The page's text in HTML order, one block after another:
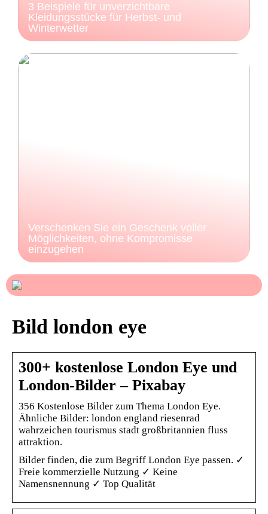
3 Beispiele für unverzichtbare
Kleidungsstücke für Herbst- und
Winterwetter
Verschenken Sie ein Geschenk voller
Möglichkeiten, ohne Kompromisse
einzugehen
Bild london eye
300+ kostenlose London Eye und
London-Bilder – Pixabay
356 Kostenlose Bilder zum Thema London Eye.
Ähnliche Bilder: london england riesenrad
wahrzeichen tourismus stadt großbritannien fluss
attraktion.
Bilder finden, die zum Begriff London Eye passen. ✓
Freie kommerzielle Nutzung ✓ Keine
Namensnennung ✓ Top Qualität